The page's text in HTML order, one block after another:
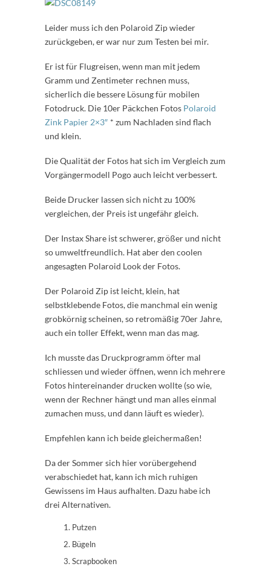
Leider muss ich den Polaroid Zip wieder
zurückgeben, er war nur zum Testen bei mir.
Er ist für Flugreisen, wenn man mit jedem
Gramm und Zentimeter rechnen muss,
sicherlich die bessere Lösung für mobilen
Fotodruck. Die 10er Päckchen Fotos Polaroid
Zink Papier 2×3″ * zum Nachladen sind flach
und klein.
Die Qualität der Fotos hat sich im Vergleich zum
Vorgängermodell Pogo auch leicht verbessert.
Beide Drucker lassen sich nicht zu 100%
vergleichen, der Preis ist ungefähr gleich.
Der Instax Share ist schwerer, größer und nicht
so umweltfreundlich. Hat aber den coolen
angesagten Polaroid Look der Fotos.
Der Polaroid Zip ist leicht, klein, hat
selbstklebende Fotos, die manchmal ein wenig
grobkörnig scheinen, so retromäßig 70er Jahre,
auch ein toller Effekt, wenn man das mag.
Ich musste das Druckprogramm öfter mal
schliessen und wieder öffnen, wenn ich mehrere
Fotos hintereinander drucken wollte (so wie,
wenn der Rechner hängt und man alles einmal
zumachen muss, und dann läuft es wieder).
Empfehlen kann ich beide gleichermaßen!
Da der Sommer sich hier vorübergehend
verabschiedet hat, kann ich mich ruhigen
Gewissens im Haus aufhalten. Dazu habe ich
drei Alternativen.
Putzen
Bügeln
Scrapbooken